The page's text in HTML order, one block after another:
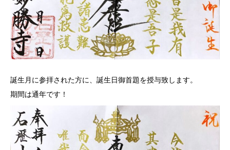
誕生月に参拝された方に、誕生日御首題を授与致します。
期間は通年です！